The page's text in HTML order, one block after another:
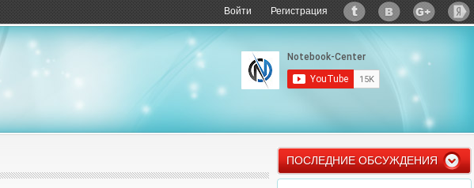
Войти Регистрация
ПОСЛЕДНИЕ ОБСУЖДЕНИЯ